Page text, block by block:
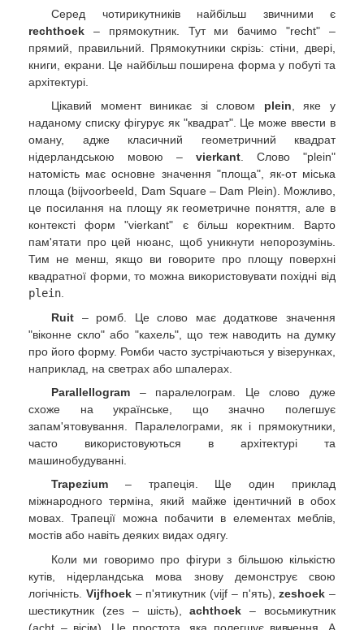
Серед чотирикутників найбільш звичними є
rechthoek – прямокутник. Тут ми бачимо "recht" –
прямий, правильний. Прямокутники скрізь: стіни, двері,
книги, екрани. Це найбільш поширена форма у побуті та
архітектурі.
Цікавий момент виникає зі словом plein , яке у
наданому списку фігурує як "квадрат". Це може ввести в
оману, адже класичний геометричний квадрат
нідерландською мовою – vierkant . Слово "plein"
натомість має основне значення "площа", як-от міська
площа (bijvoorbeeld, Dam Square – Dam Plein). Можливо,
це посилання на площу як геометричне поняття, але в
контексті форм "vierkant" є більш коректним. Варто
пам'ятати про цей нюанс, щоб уникнути непорозумінь.
Тим не менш, якщо ви говорите про площу поверхні
квадратної форми, то можна використовувати похідні від
plein
Ruit – ромб. Це слово має додаткове значення
"віконне скло" або "кахель", що теж наводить на думку
про його форму. Ромби часто зустрічаються у візерунках,
наприклад, на светрах або шпалерах.
Parallellogram – паралелограм. Це слово дуже
схоже на українське, що значно полегшує
запам'ятовування. Паралелограми, як і прямокутники,
часто використовуються в архітектурі та
машинобудуванні.
Trapezium – трапеція. Ще один приклад
міжнародного терміна, який майже ідентичний в обох
мовах. Трапеції можна побачити в елементах меблів,
мостів або навіть деяких видах одягу.
Коли ми говоримо про фігури з більшою кількістю
кутів, нідерландська мова знову демонструє свою
логічність. Vijfhoek– п'ятикутник (vijf – п'ять),zeshoek –
шестикутник (zes – шість),achthoek – восьмикутник
(acht – вісім). Це простота, яка полегшує вивчення. А